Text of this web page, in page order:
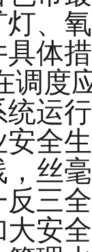
、
体
调度
运
安全
，丝
三
安